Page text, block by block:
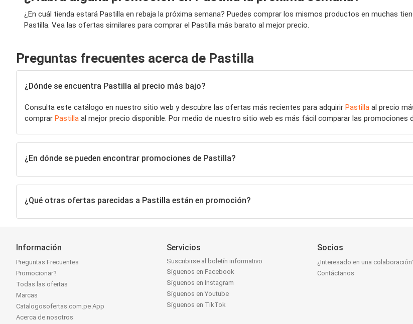
¿En cuál tienda estará Pastilla en rebaja la próxima semana? Puedes comprar los mismos productos en muchas
Pastilla. Vea las ofertas similares para comprar el Pastilla más barato al mejor precio.
Preguntas frecuentes acerca de Pastilla
¿Dónde se encuentra Pastilla al precio más bajo?
Consulta este catálogo en nuestro sitio web y descubre las ofertas más recientes para adquirir Pastilla al precio
comprar Pastilla al mejor precio disponible. Por medio de nuestro sitio web es más fácil comparar las promociones
¿En dónde se pueden encontrar promociones de Pastilla?
¿Qué otras ofertas parecidas a Pastilla están en promoción?
Información
Preguntas Frecuentes
Promocionar?
Todas las ofertas
Marcas
Catalogosofertas.com.pe App
Acerca de nosotros
Servicios
Suscribirse al boletín informativo
Síguenos en Facebook
Síguenos en Instagram
Síguenos en Youtube
Síguenos en TikTok
Socios
¿Interesado en una
Contáctanos